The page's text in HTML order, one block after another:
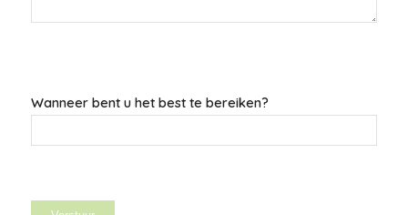
Wanneer bent u het best te bereiken?